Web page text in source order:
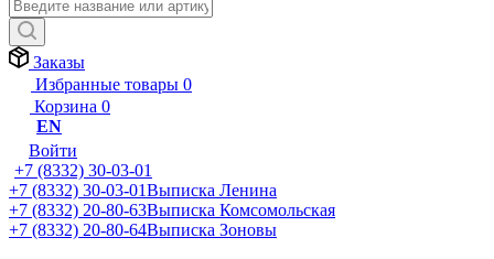
Заказы
Избранные товары 0
Корзина 0
EN
Войти
+7 (8332) 30-03-01
+7 (8332) 30-03-01Выписка Ленина
+7 (8332) 20-80-63Выписка Комсомольская
+7 (8332) 20-80-64Выписка Зоновы